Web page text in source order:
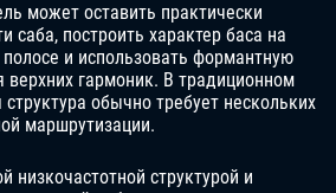
может оставить практически
саба, построить характер баса на
и использовать формантную
верхних гармоник. В традиционном
обычно требует нескольких
маршрутизации.
низкочастотной структурой и